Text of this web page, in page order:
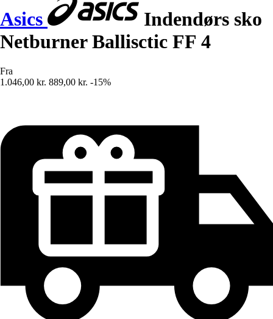
Asics
Indendørs sko
Netburner Ballisctic FF 4
Fra
1.046,00 kr. 889,00 kr. -15%